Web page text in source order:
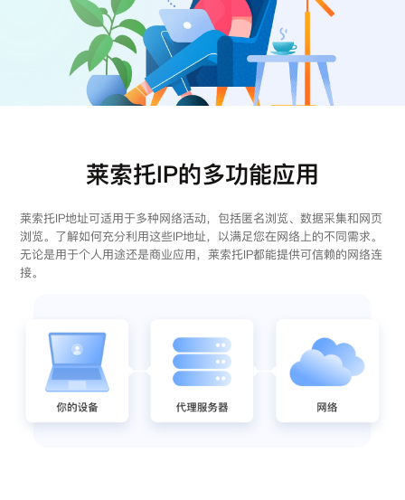
莱索托IP的多功能应用
莱索托IP地址可适用于多种网络活动，包括匿名浏览、数据采集和网页
浏览。了解如何充分利用这些IP地址，以满足您在网络上的不同需求。
无论是用于个人用途还是商业应用，莱索托IP都能提供可信赖的网络连
接。